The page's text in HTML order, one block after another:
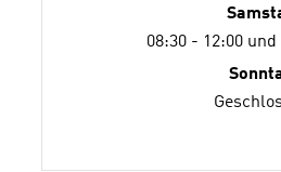
08:30 - 12:00